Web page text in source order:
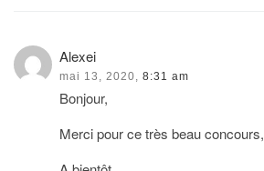
Alexei
mai 13, 2020, 8:31 am
Bonjour,
Merci pour ce très beau concours,